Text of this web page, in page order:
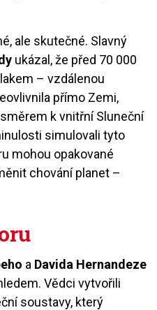
ale skutečné. Slavný
ukázal, že před 70 000
– vzdálenou
přímo Zemi,
k vnitřní Sluneční
simulovali tyto
mohou opakované
chování planet –
a Davida Hernandeze
Vědci vytvořili
soustavy, který